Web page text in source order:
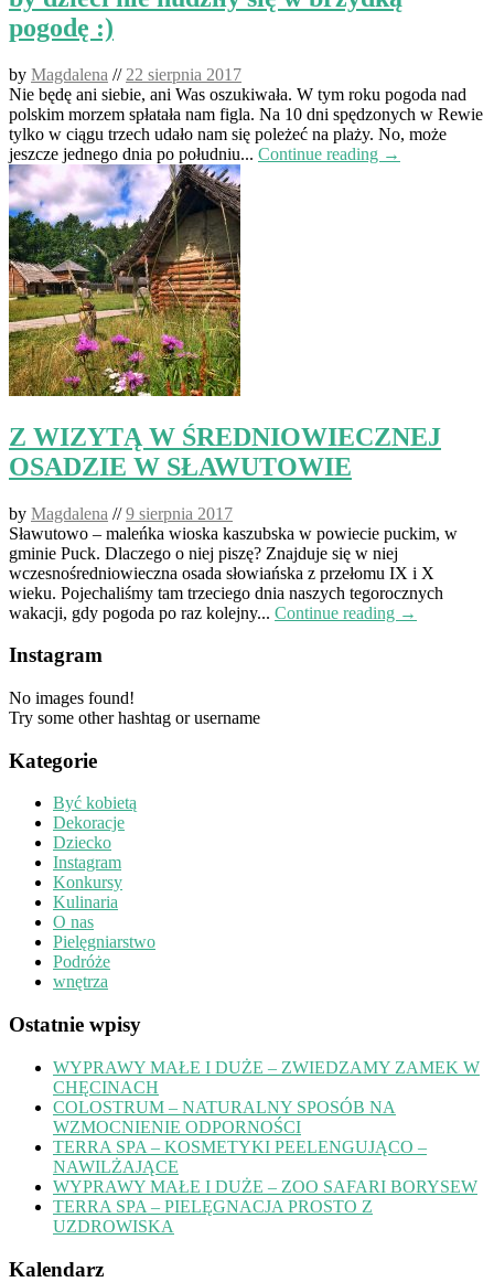
pogodę :)
by Magdalena // 22 sierpnia 2017
Nie będę ani siebie, ani Was oszukiwała. W tym roku pogoda nad
polskim morzem spłatała nam figla. Na 10 dni spędzonych w Rewie
tylko w ciągu trzech udało nam się poleżeć na plaży. No, może
jeszcze jednego dnia po południu... Continue reading →
Z WIZYTĄ W ŚREDNIOWIECZNEJ
OSADZIE W SŁAWUTOWIE
by Magdalena //9 sierpnia 2017
Sławutowo – maleńka wioska kaszubska w powiecie puckim, w
gminie Puck. Dlaczego o niej piszę? Znajduje się w niej
wczesnośredniowieczna osada słowiańska z przełomu IX i X
wieku. Pojechaliśmy tam trzeciego dnia naszych tegorocznych
wakacji, gdy pogoda po raz kolejny... Continue reading →
Instagram
No images found!
Try some other hashtag or username
Kategorie
Być kobietą
Dekoracje
Dziecko
Instagram
Konkursy
Kulinaria
O nas
Pielęgniarstwo
Podróże
wnętrza
Ostatnie wpisy
WYPRAWY MAŁE I DUŻE – ZWIEDZAMY ZAMEK W
CHĘCINACH
COLOSTRUM – NATURALNY SPOSÓB NA
WZMOCNIENIE ODPORNOŚCI
TERRA SPA – KOSMETYKI PEELENGUJĄCO –
NAWILŻAJĄCE
WYPRAWY MAŁE I DUŻE – ZOO SAFARI BORYSEW
TERRA SPA – PIELĘGNACJA PROSTO Z
UZDROWISKA
Kalendarz